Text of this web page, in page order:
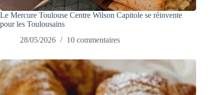
Le Mercure Toulouse Centre Wilson Capitole se réinvente
pour les Toulousains
28/05/2026
10 commentaires